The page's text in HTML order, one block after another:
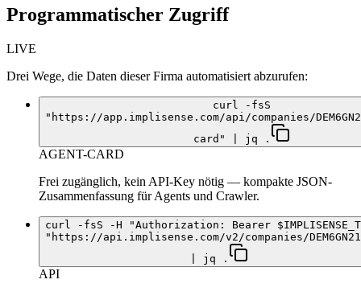
Programmatischer Zugriff
LIVE
Drei Wege, die Daten dieser Firma automatisiert abzurufen:
curl -fsS
"https://app.implisense.com/api/companies/
card" | jq .
AGENT-CARD
Frei zugänglich, kein API-Key nötig — kompakte JSON-
Zusammenfassung für Agents und Crawler.
curl -fsS -H "Authorization: Bearer
"https://api.implisense.com/v2/companies/
| jq .
API